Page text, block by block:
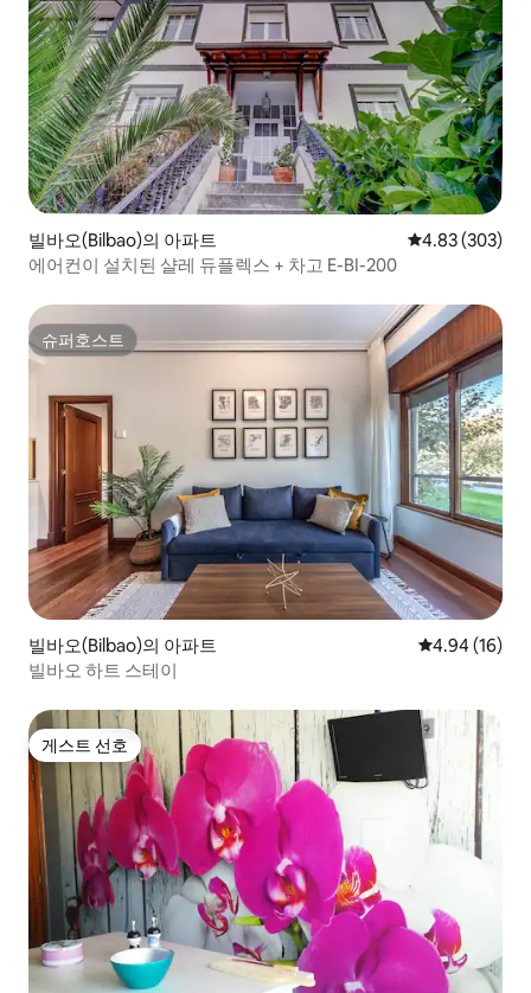
빌바오(Bilbao)의 아파트 평점 4.83점(5
4.83 (303)
에어컨이 설치된 샬레 듀플렉스 + 차고 E-BI-200
슈퍼호스트
슈퍼호스트
빌바오(Bilbao)의 아파트 평점 4.94점(5
4.94 (16)
빌바오 하트 스테이
게스트 선호
게스트 선호